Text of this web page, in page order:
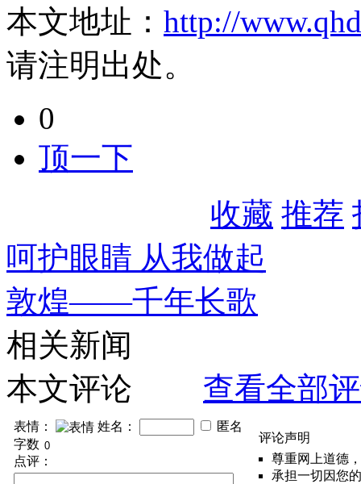
本文地址： http://
请注明出处。
0
顶一下
收藏 推荐
呵护眼睛 从我做起
敦煌——千年长歌
相关新闻
本文评论
查看全部
表情： 姓名：
匿名
字数
点评：
评论声明
尊重网上道德
承担一切因您